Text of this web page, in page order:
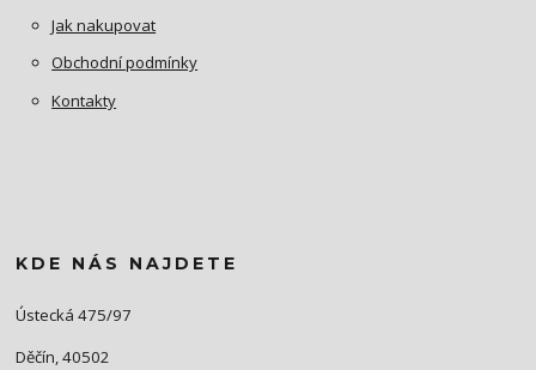
Jak nakupovat
Obchodní podmínky
Kontakty
KDE NÁS NAJDETE
Ústecká 475/97
Děčín, 40502